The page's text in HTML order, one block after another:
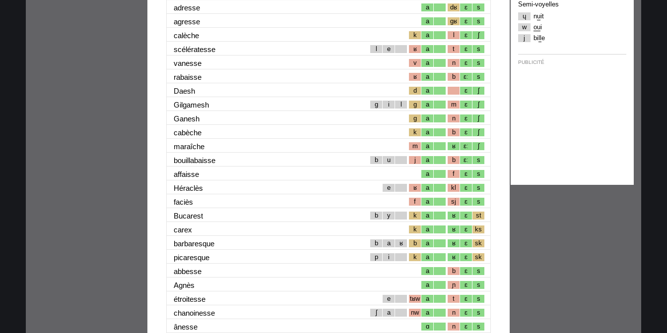
adresse a dʁ ɛ s
agresse a gʁ ɛ s
calèche k a l ɛ ʃ
scélératesse l e ʁ a t ɛ s
vanesse v a n ɛ s
rabaisse ʁ a b ɛː s
Daesh d a ɛ ʃ
Gilgamesh g i l g a m ɛ ʃ
Ganesh g a n ɛ ʃ
cabèche k a b ɛ ʃ
maraîche m a ʁ ɛː ʃ
bouillabaisse b u j a b ɛː s
affaisse a f ɛ s
Héraclès e ʁ a kl ɛ s
faciès f a sj ɛ s
Bucarest b y k a ʁ ɛ st
carex k a ʁ ɛ ks
barbaresque b a ʁ b a ʁ ɛ sk
picaresque p i k a ʁ ɛ sk
abbesse a b ɛ s
Agnès a ɲ ɛ s
étroitesse e tʁw a t ɛ s
chanoinesse ʃ a nw a n ɛ s
ânesse ɑ n ɛ s
Semi-voyelles
ɥ
nuit
w
oui
j
bi e
PUBLICITÉ